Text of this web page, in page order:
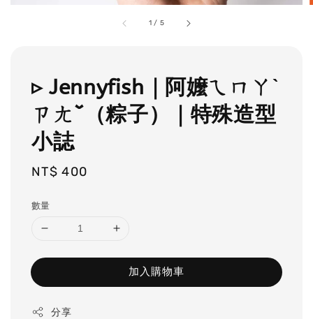
1 / 5
▹ Jennyfish｜阿嬤ㄟㄇㄚˋ
ㄗㄤˇ（粽子）｜特殊造型
小誌
Regular
NT$ 400
數量
加入購物車
分享